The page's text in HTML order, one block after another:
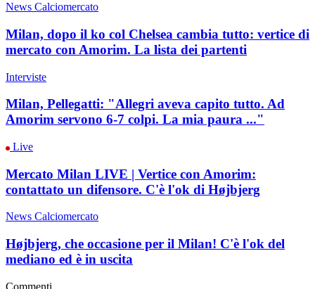
News Calciomercato
Milan, dopo il ko col Chelsea cambia tutto: vertice di
mercato con Amorim. La lista dei partenti
Interviste
Milan, Pellegatti: "Allegri aveva capito tutto. Ad
Amorim servono 6-7 colpi. La mia paura ..."
Live
Mercato Milan LIVE | Vertice con Amorim:
contattato un difensore. C'è l'ok di Højbjerg
News Calciomercato
Højbjerg, che occasione per il Milan! C'è l'ok del
mediano ed è in uscita
Commenti